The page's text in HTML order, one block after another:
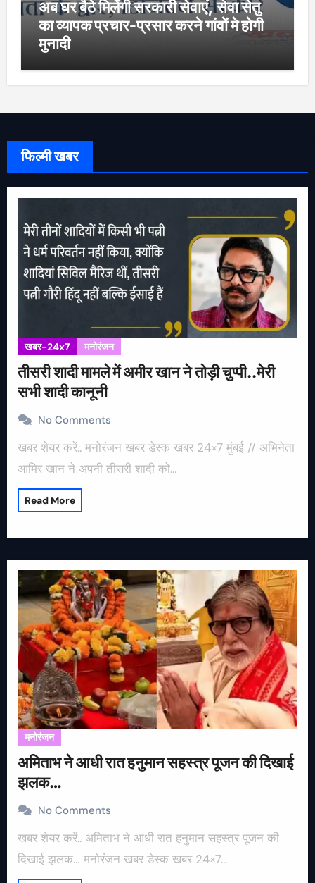
अब घर बैठे मिलेंगी सरकारी सेवाएं, सेवा सेतु
का व्यापक प्रचार-प्रसार करने गांवों मे होगी
मुनादी
फिल्मी खबर
खबर-24x7 मनोरंजन
तीसरी शादी मामले में अमीर खान ने तोड़ी चुप्पी..मेरी
सभी शादी कानूनी
No Comments
खबर शेयर करें.. मनोरंजन खबर डेस्क खबर 24×7 मुंबई // अभिनेता
आमिर खान ने अपनी तीसरी शादी को…
Read More
मनोरंजन
अमिताभ ने आधी रात हनुमान सहस्त्र पूजन की दिखाई
झलक…
No Comments
खबर शेयर करें.. अमिताभ ने आधी रात हनुमान सहस्त्र पूजन की
दिखाई झलक… मनोरंजन खबर डेस्क खबर 24×7…